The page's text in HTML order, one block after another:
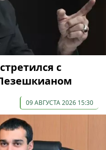
с
09 АВГУСТА 2026 15:30